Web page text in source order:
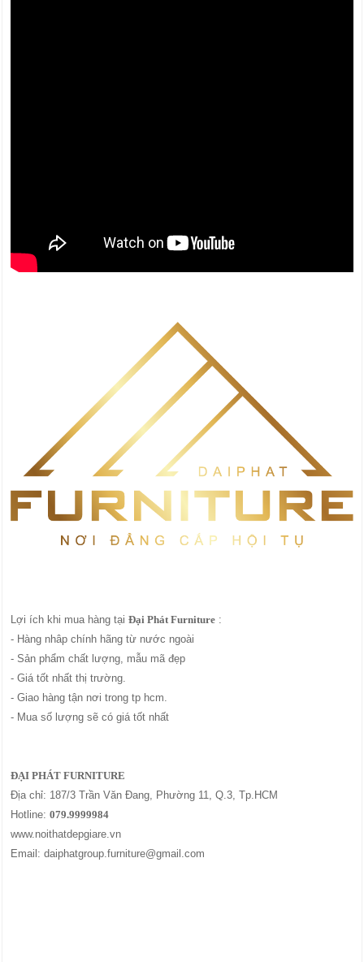
Lợi ích khi mua hàng tạiĐại Phát Furniture :
- Hàng nhâp chính hãng từ nước ngoài
- Sản phẩm chất lượng, mẫu mã đẹp
- Giá tốt nhất thị trường.
- Giao hàng tận nơi trong tp hcm.
- Mua số lượng sẽ có giá tốt nhất
ĐẠI PHÁT FURNITURE
Địa chỉ: 187/3 Trần Văn Đang, Phường 11, Q.3, Tp.HCM
Hotline:079.9999984
www.noithatdepgiare.vn
Email: daiphatgroup.furniture@gmail.com